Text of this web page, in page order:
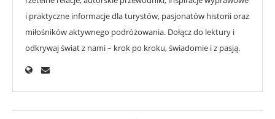
i praktyczne informacje dla turystów, pasjonatów historii oraz
miłośników aktywnego podróżowania. Dołącz do lektury i
odkrywaj świat z nami – krok po kroku, świadomie i z pasją.